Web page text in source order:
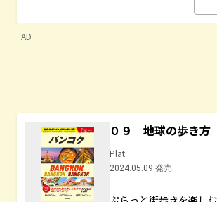
AD
０９ 地球の歩き
Plat
2024.05.09 発売